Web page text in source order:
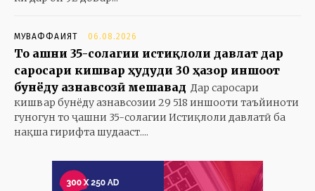
МУВАФФАҚИЯТ 06.08.2026
То ҷашни 35-солагии истиқлоли давлат дар
саросари кишвар ҳудуди 30 ҳазор иншоот
бунёду азнавсозӣ мешавад Дар саросари
кишвар бунёду азнавсозии 29 518 иншооти таъйиноти
гуногун то ҷашни 35-солагии Истиқлоли давлатӣ ба
нақша гирифта шудааст....